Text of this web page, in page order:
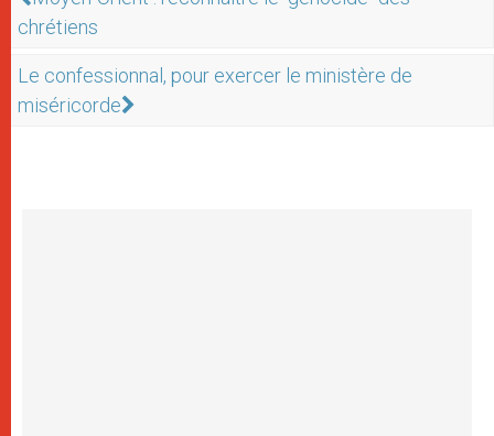
chrétiens
Le confessionnal, pour exercer le ministère de
miséricorde